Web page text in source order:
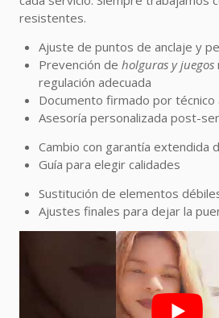
resistentes.
Ajuste de puntos de anclaje y
Prevención de holguras y juegos
regulación adecuada
Documento firmado por técnico
Asesoría personalizada post-
Cambio con garantía extendida
Guía para elegir calidades
Sustitución de elementos
Ajustes finales para dejar la